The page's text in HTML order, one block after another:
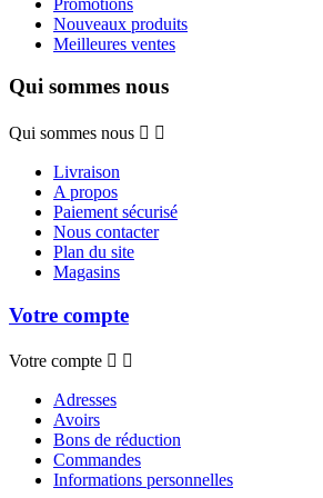
Nouveaux produits
Meilleures ventes
Qui sommes nous
Qui sommes nous  
Livraison
A propos
Paiement sécurisé
Nous contacter
Plan du site
Magasins
Votre compte
Votre compte  
Adresses
Avoirs
Bons de réduction
Commandes
Informations personnelles